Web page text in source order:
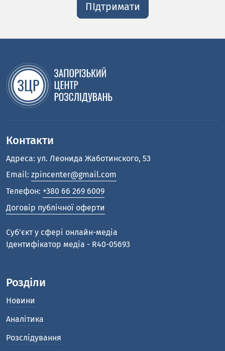
ПІдтримати
Контакти
Адреса: ул. Леонида Жаботинского, 53
Email: zpincenter@gmail.com
Телефон: +380 66 269 6009
Договір публічної оферти
Cуб'єкт у сфері онлайн-медіа
Ідентифікатор медіа - R40-05693
Розділи
Новини
Аналітика
Розслідування